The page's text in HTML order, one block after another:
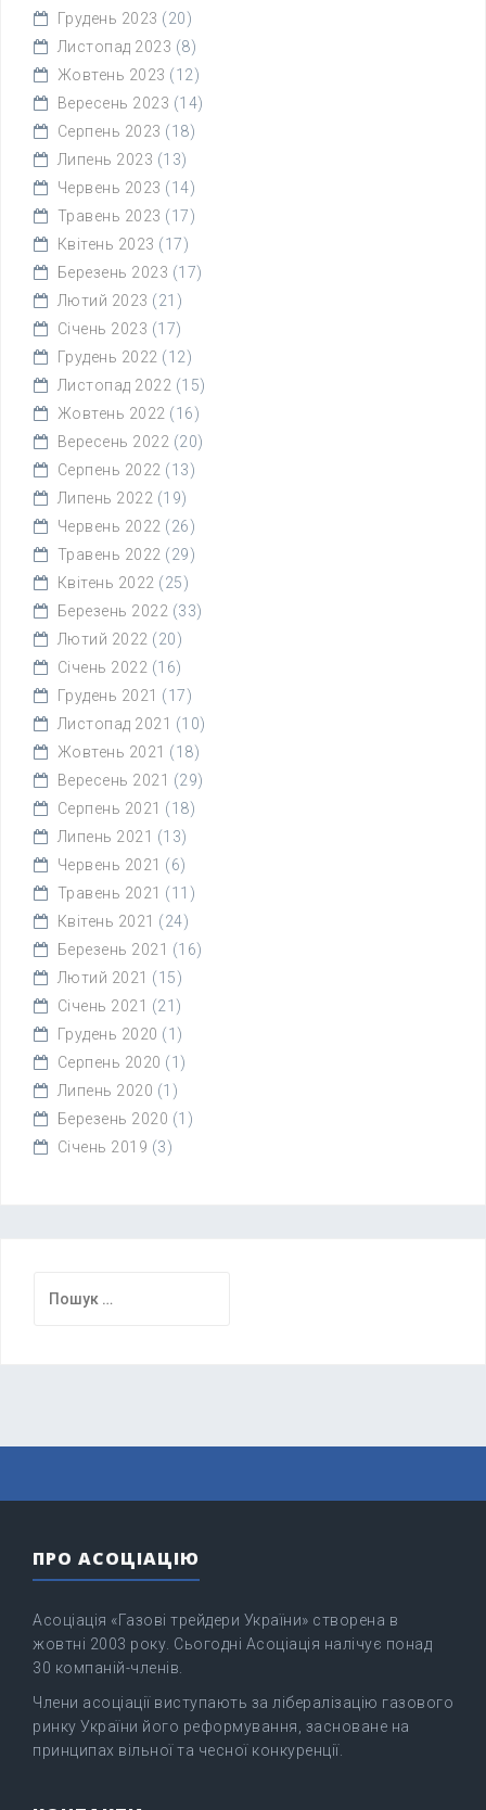
Грудень 2023 (20)
Листопад 2023 (8)
Жовтень 2023 (12)
Вересень 2023 (14)
Серпень 2023 (18)
Липень 2023 (13)
Червень 2023 (14)
Травень 2023 (17)
Квітень 2023 (17)
Березень 2023 (17)
Лютий 2023 (21)
Січень 2023 (17)
Грудень 2022 (12)
Листопад 2022 (15)
Жовтень 2022 (16)
Вересень 2022 (20)
Серпень 2022 (13)
Липень 2022 (19)
Червень 2022 (26)
Травень 2022 (29)
Квітень 2022 (25)
Березень 2022 (33)
Лютий 2022 (20)
Січень 2022 (16)
Грудень 2021 (17)
Листопад 2021 (10)
Жовтень 2021 (18)
Вересень 2021 (29)
Серпень 2021 (18)
Липень 2021 (13)
Червень 2021 (6)
Травень 2021 (11)
Квітень 2021 (24)
Березень 2021 (16)
Лютий 2021 (15)
Січень 2021 (21)
Грудень 2020 (1)
Серпень 2020 (1)
Липень 2020 (1)
Березень 2020 (1)
Січень 2019 (3)
ПРО АСОЦІАЦІЮ
Асоціація «Газові трейдери України» створена в
жовтні 2003 року. Сьогодні Асоціація налічує понад
30 компаній-членів.
Члени асоціації виступають за лібералізацію газового
ринку України його реформування, засноване на
принципах вільної та чесної конкуренції.